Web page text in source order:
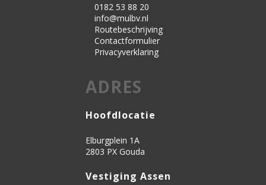
0182 53 88 20
info@mulbv.nl
Routebeschrijving
Contactformulier
Privacyverklaring
ADRES
Hoofdlocatie
Elburgplein 1A
2803 PX Gouda
Vestiging Assen